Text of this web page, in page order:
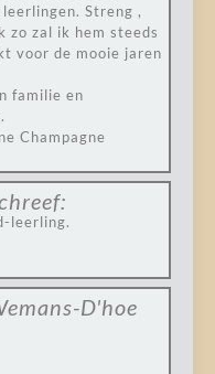
Streng ,
zo zal ik hem steeds
voor de mooie jaren
familie en
Champagne
leerling.
D'hoe